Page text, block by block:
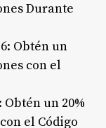
Durante
Obtén un
con el
Obtén un 20%
el Código